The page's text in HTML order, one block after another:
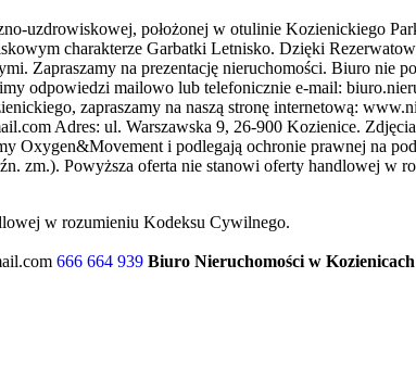
uzdrowiskowej, położonej w otulinie Kozienickiego
charakterze Garbatki Letnisko. Dzięki
Zapraszamy na prezentację nieruchomości. Biuro nie
odpowiedzi mailowo lub telefonicznie e-mail:
zapraszamy na naszą stronę internetową:
Adres: ul. Warszawska 9, 26-900 Kozienice.
Oxygen&Movement i podlegają ochronie prawnej na
zm.). Powyższa oferta nie stanowi oferty handlowej w
w rozumieniu Kodeksu Cywilnego.
666 664 939 Biuro Nieruchomości w Kozienicach